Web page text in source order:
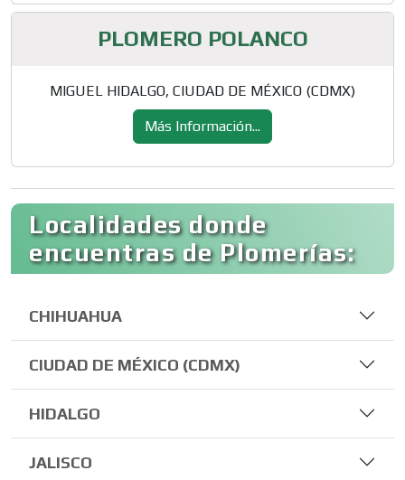
PLOMERO POLANCO
MIGUEL HIDALGO, CIUDAD DE MÉXICO (CDMX)
Más Información...
Localidades donde
encuentras de Plomerías:
CHIHUAHUA
CIUDAD DE MÉXICO (CDMX)
HIDALGO
JALISCO